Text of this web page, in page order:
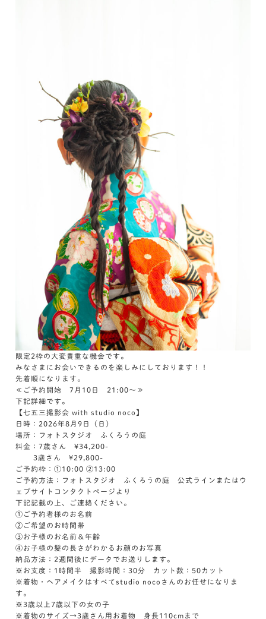
限定2枠の大変貴重な機会です。
みなさまにお会いできるのを楽しみにしております！！
先着順になります。
≪ご予約開始 7月10日 21:00～≫
下記詳細です。
【七五三撮影会 with studio noco】
日時：2026年8月9日（日）
場所：フォトスタジオ ふくろうの庭
料金：7歳さん ¥34,200-
3歳さん ¥29,800-
ご予約枠：①10:00 ②13:00
ご予約方法：フォトスタジオ ふくろうの庭 公式ラインまたはウ
ェブサイトコンタクトページより
下記記載の上、ご連絡ください。
①ご予約者様のお名前
②ご希望のお時間帯
③お子様のお名前＆年齢
④お子様の髪の長さがわかるお顔のお写真
納品方法：2週間後にデータでお送りします。
※お支度：1時間半 撮影時間：30分 カット数：50カット
※着物・ヘアメイクはすべてstudio nocoさんのお任せになりま
す。
※3歳以上7歳以下の女の子
※着物のサイズ→3歳さん用お着物 身長110cmまで